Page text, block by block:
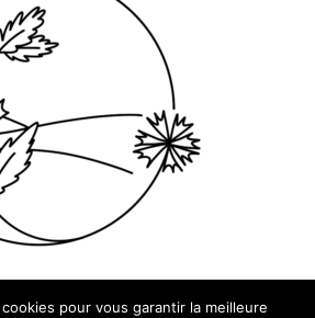
pour vous garantir la meilleure